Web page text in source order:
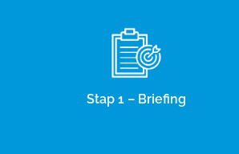
Stap 1 – Briefing